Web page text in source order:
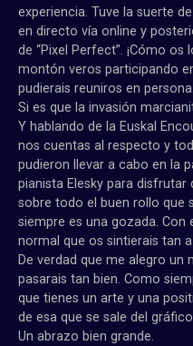
experiencia. Tuve la suerte
en directo vía online y
de “Pixel Perfect”. ¡Cómo
montón veros participando
pudierais reuniros en
Si es que la invasión
Y hablando de la Euskal
nos cuentas al respecto y
pudieron llevar a cabo en la
pianista Elesky para
sobre todo el buen rollo que
siempre es una gozada. Con
normal que os sintierais tan
De verdad que me alegro
pasarais tan bien. Como
que tienes un arte y una
de esa que se sale del
Un abrazo bien grande.